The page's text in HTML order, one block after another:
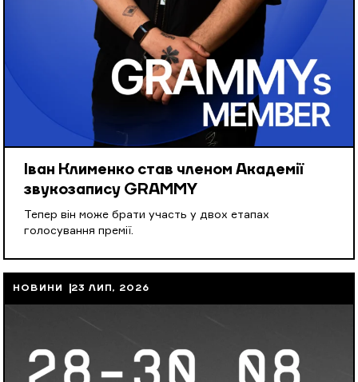
Іван Клименко став членом Академії
звукозапису GRAMMY
Тепер він може брати участь у двох етапах
голосування премії.
НОВИНИ 23 ЛИП, 2026